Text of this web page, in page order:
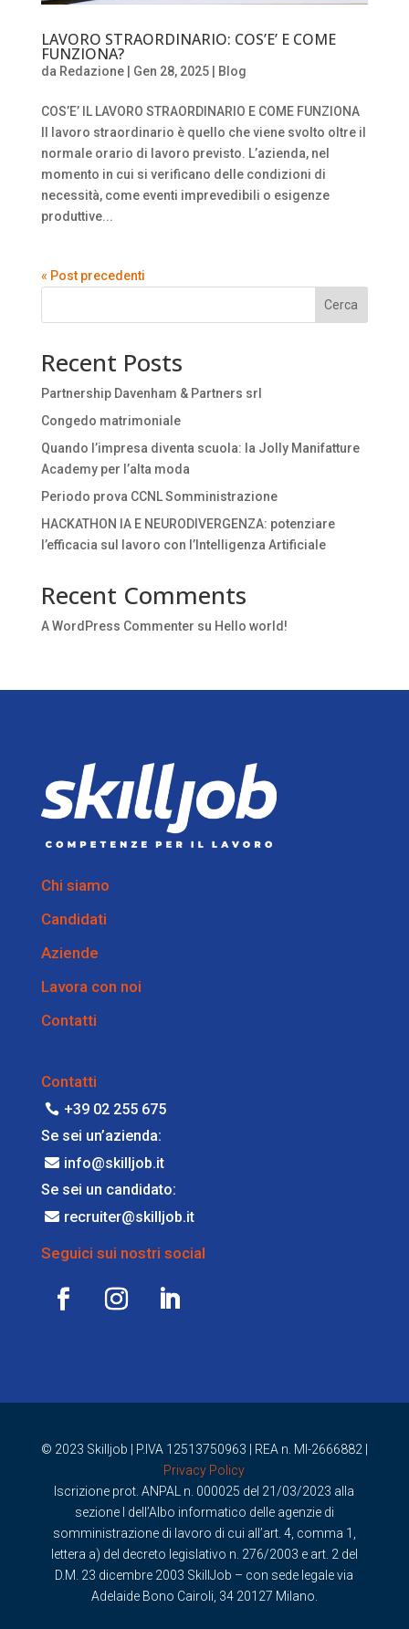
LAVORO STRAORDINARIO: COS’E’ E COME
FUNZIONA?
da Redazione| Gen 28, 2025| Blog
COS’E’ IL LAVORO STRAORDINARIO E COME FUNZIONA
Il lavoro straordinario è quello che viene svolto oltre il
normale orario di lavoro previsto. L’azienda, nel
momento in cui si verificano delle condizioni di
necessità, come eventi imprevedibili o esigenze
produttive...
« Post precedenti
Cerca
Recent Posts
Partnership Davenham & Partners srl
Congedo matrimoniale
Quando l’impresa diventa scuola: la Jolly Manifatture
Academy per l’alta moda
Periodo prova CCNL Somministrazione
HACKATHON IA E NEURODIVERGENZA: potenziare
l’efficacia sul lavoro con l’Intelligenza Artificiale
Recent Comments
A WordPress Commenter su Hello world!
Chi siamo
Candidati
Aziende
Lavora con noi
Contatti
Contatti
+39 02 255 675
Se sei un’azienda:
info@skilljob.it
Se sei un candidato:
recruiter@skilljob.it
Seguici sui nostri social
© 2023 Skilljob | P.IVA 12513750963 | REA n. MI-2666882 |
Privacy Policy
Iscrizione prot. ANPAL n. 000025 del 21/03/2023 alla
sezione I dell’Albo informatico delle agenzie di
somministrazione di lavoro di cui all’art. 4, comma 1,
lettera a) del decreto legislativo n. 276/2003 e art. 2 del
D.M. 23 dicembre 2003 SkillJob – con sede legale via
Adelaide Bono Cairoli, 34 20127 Milano.